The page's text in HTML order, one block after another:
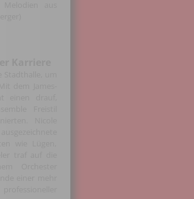
Karriere
um
einen drauf,
Freistil
Nicole
wie Lügen,
traf auf die
einer mehr